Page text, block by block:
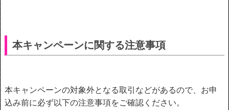
本キャンペーンに関する注意事項
本キャンペーンの対象外となる取引などがあるので、 お申
込み前に必ず以下の注意事項をご確認ください。